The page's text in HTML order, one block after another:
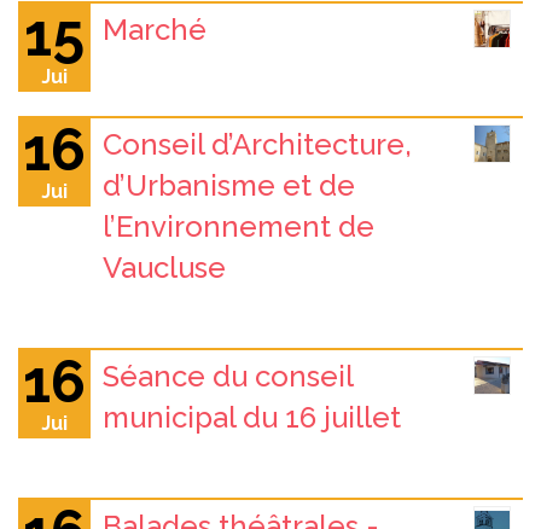
15
Jui
Marché
16
Jui
Conseil d’Architecture,
d’Urbanisme et de
l’Environnement de
Vaucluse
16
Jui
Séance du conseil
municipal du 16 juillet